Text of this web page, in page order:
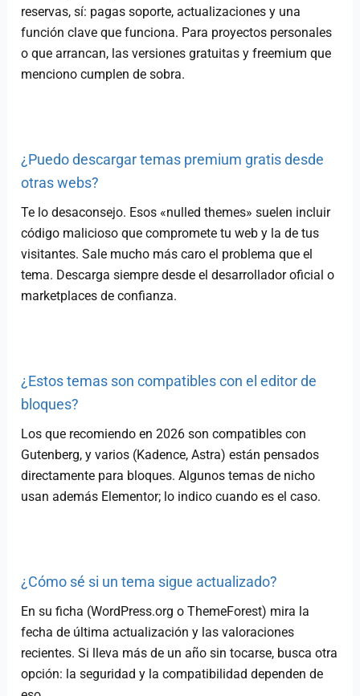
reservas, sí: pagas soporte, actualizaciones y una
función clave que funciona. Para proyectos personales
o que arrancan, las versiones gratuitas y freemium que
menciono cumplen de sobra.
¿Puedo descargar temas premium gratis desde
otras webs?
Te lo desaconsejo. Esos «nulled themes» suelen incluir
código malicioso que compromete tu web y la de tus
visitantes. Sale mucho más caro el problema que el
tema. Descarga siempre desde el desarrollador oficial o
marketplaces de confianza.
¿Estos temas son compatibles con el editor de
bloques?
Los que recomiendo en 2026 son compatibles con
Gutenberg, y varios (Kadence, Astra) están pensados
directamente para bloques. Algunos temas de nicho
usan además Elementor; lo indico cuando es el caso.
¿Cómo sé si un tema sigue actualizado?
En su ficha (WordPress.org o ThemeForest) mira la
fecha de última actualización y las valoraciones
recientes. Si lleva más de un año sin tocarse, busca otra
opción: la seguridad y la compatibilidad dependen de